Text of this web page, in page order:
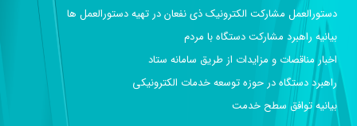
دستورالعمل مشارکت الکترونیک ذی نفعان در تهیه دستورالعمل ها
بیانیه راهبرد مشارکت دستگاه با مردم
اخبار مناقصات و مزایدات از طریق سامانه ستاد
راهبرد دستگاه در حوزه توسعه خدمات الکترونیکی
بیانیه توافق سطح خدمت